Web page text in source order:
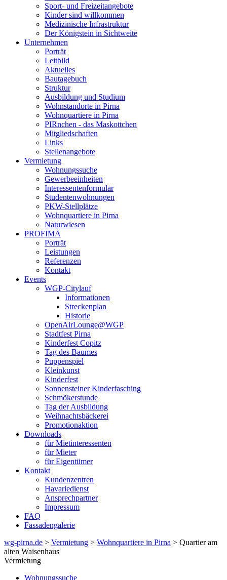
Sport- und Freizeitangebote
Kinder sind willkommen
Medizinische Infrastruktur
Der Königstein in Sichtweite
Unternehmen
Porträt
Leitbild
Aktuelles
Bautagebuch
Struktur
Ausbildung und Studium
Wohnstandorte in Pirna
Wohnquartiere in Pirna
PIRnchen - das Maskottchen
Mitgliedschaften
Links
Stellenangebote
Vermietung
Wohnungssuche
Gewerbeeinheiten
Interessentenformular
Studentenwohnungen
PKW-Stellplätze
Wohnquartiere in Pirna
Naturwiesen
PROFIMA
Porträt
Leistungen
Referenzen
Kontakt
Events
WGP-Citylauf
Informationen
Streckenplan
Historie
OpenAirLounge@WGP
Stadtfest Pirna
Kinderfest Copitz
Tag des Baumes
Puppenspiel
Kleinkunst
Kinderfest
Sonnensteiner Kinderfasching
Schmökerstunde
Tag der Ausbildung
Weihnachtsbäckerei
Promotionaktion
Downloads
für Mietinteressenten
für Mieter
für Eigentümer
Kontakt
Kundenzentren
Havariedienst
Ansprechpartner
Impressum
FAQ
Fassadengalerie
wg-pirna.de > Vermietung > Wohnquartiere in Pirna > Quartier am
alten Waisenhaus
Vermietung
Wohnungssuche